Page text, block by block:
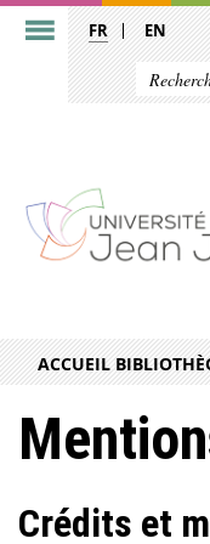
FR EN
ACCUEIL
Crédits et